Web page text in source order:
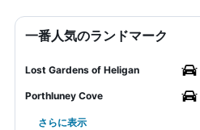
一番人気のランドマーク
Lost Gardens of Heligan
Porthluney Cove
さらに表示